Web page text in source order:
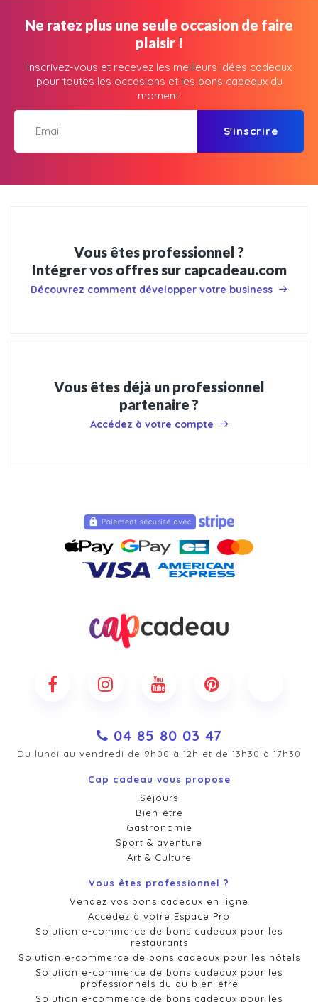
Ne ratez plus une seule occasion de faire
plaisir !
Inscrivez-vous et recevez les meilleurs idées cadeaux
pour toutes les occasions et les bons cadeaux du
moment.
S'inscrire
Vous êtes professionnel ?
Intégrer vos offres sur capcadeau.com
Découvrez comment développer votre business
Vous êtes déjà un professionnel
partenaire ?
Accédez à votre compte
04 85 80 03 47
Du lundi au vendredi de 9h00 à 12h et de 13h30 à 17h30
Cap cadeau vous propose
Séjours
Bien-être
Gastronomie
Sport & aventure
Art & Culture
Vous êtes professionnel ?
Vendez vos bons cadeaux en ligne
Accédez à votre Espace Pro
Solution e-commerce de bons cadeaux pour les
restaurants
Solution e-commerce de bons cadeaux pour les hôtels
Solution e-commerce de bons cadeaux pour les
professionnels du du bien-être
Solution e-commerce de bons cadeaux pour les